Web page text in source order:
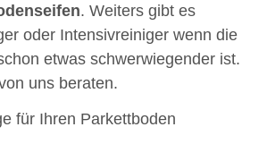
. Weiters gibt es
oder Intensivreiniger wenn die
etwas schwerwiegender ist.
uns beraten.
für Ihren Parkettboden